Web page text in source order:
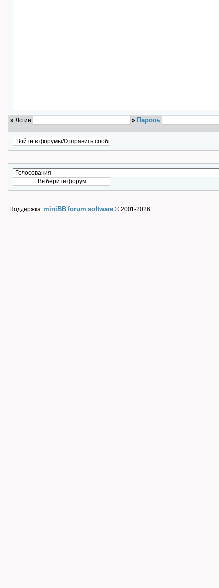
» Логин » Пароль
Поддержка: miniBB forum software © 2001-2026